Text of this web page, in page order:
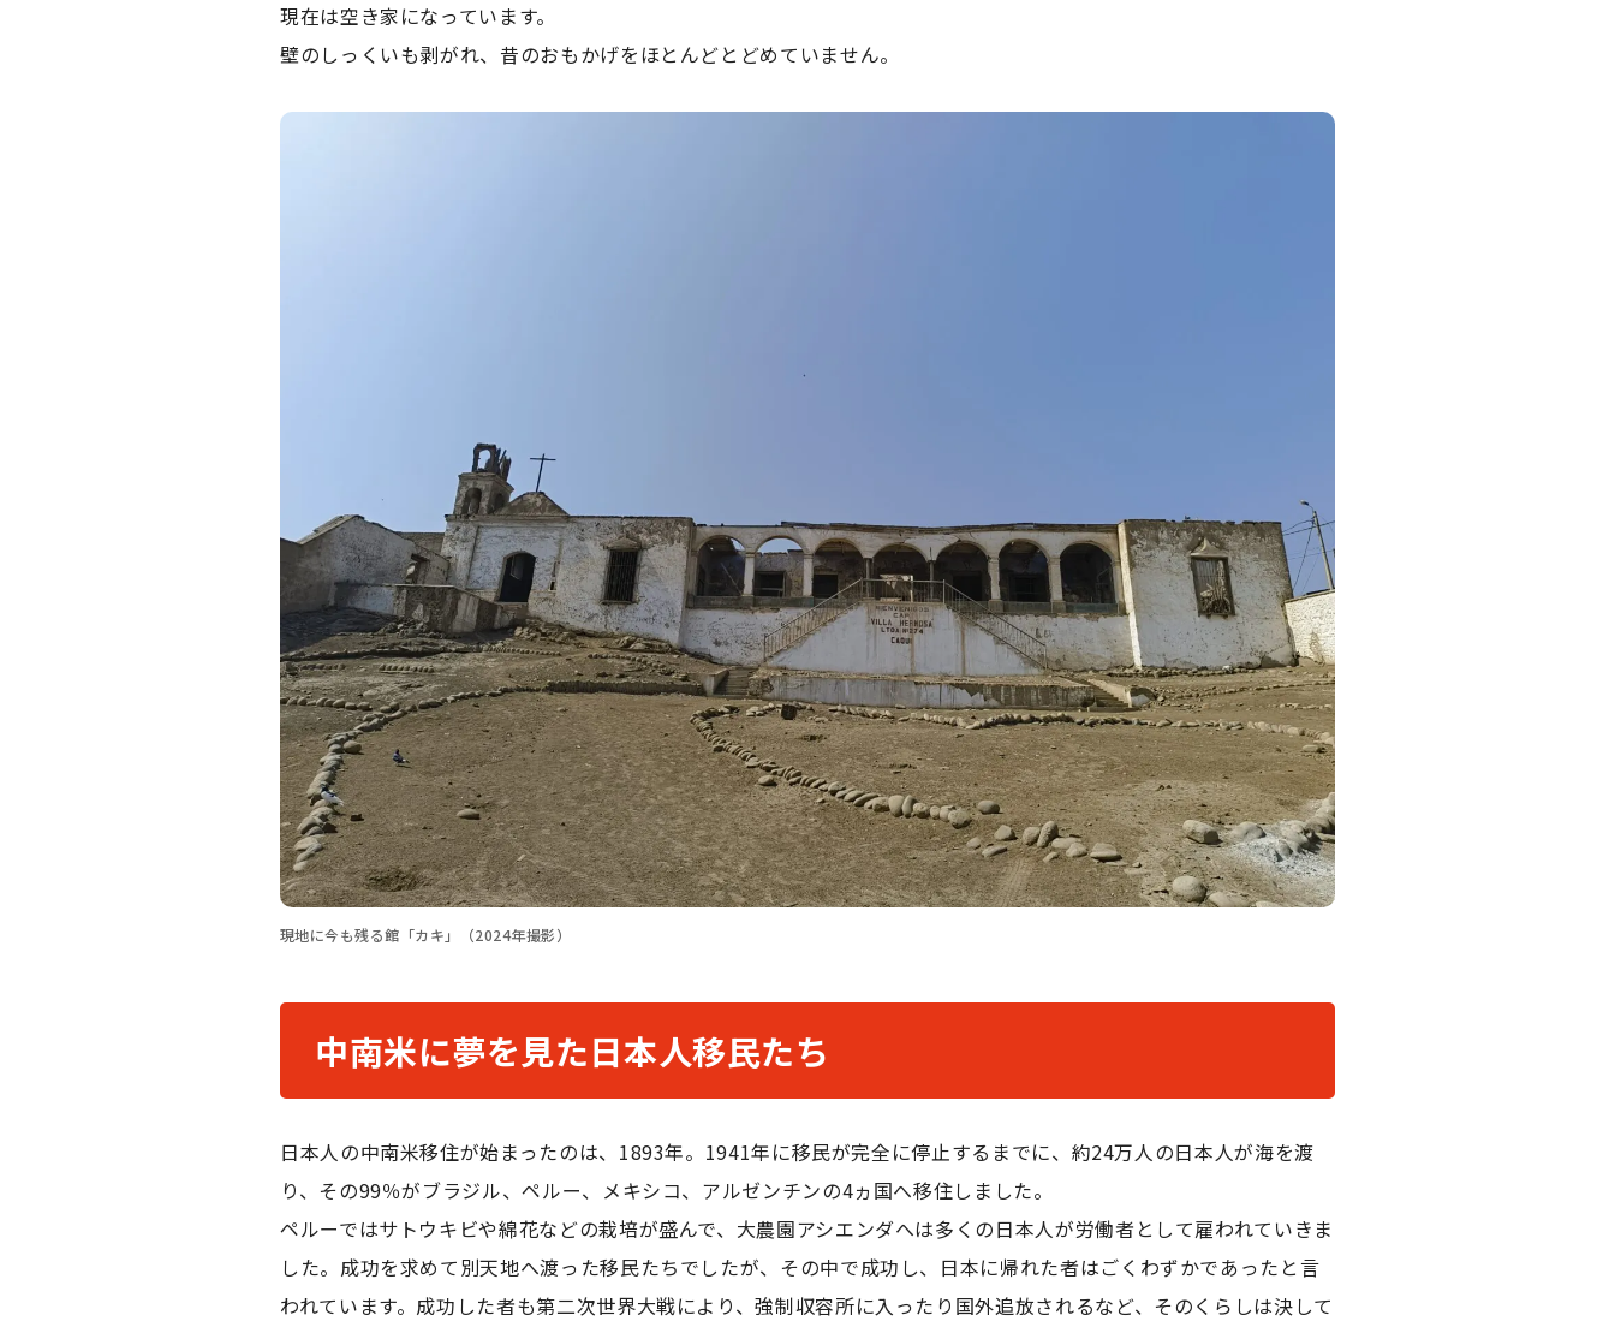
現在は空き家になっています。
壁のしっくいも剥がれ、昔のおもかげをほとんどとどめていません。
現地に今も残る館「カキ」（2024年撮影）
中南米に夢を見た日本人移民たち
日本人の中南米移住が始まったのは、 1893年。 1941年に移民が完全に停止するまでに、約24万人の日本人が海を渡
り、その99％がブラジル、ペルー、メキシコ、アルゼンチンの4ヵ国へ移住しました。
ペルーではサトウキビや綿花などの栽培が盛んで、大農園アシエンダへは多くの日本人が労働者として雇われていきま
した。 成功を求めて別天地へ渡った移民たちでしたが、その中で成功し、日本に帰れた者はごくわずかであったと言
われています。成功した者も第二次世界大戦により、強制収容所に入ったり国外追放されるなど、そのくらしは決して